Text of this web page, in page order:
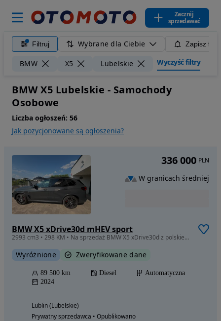
Zacznij
sprzedawać
Filtruj Wybrane dla Ciebie Zapisz
BMW X5 Lubelskie Wyczyść filtry
BMW X5 Lubelskie - Samochody
Osobowe
Liczba ogłoszeń: 56
Jak pozycjonowane są ogłoszenia?
BMW X5 xDrive30d mHEV sport
2993 cm3 • 298 KM • Na sprzedaż BMW X5 xDrive30d z polskiego salonu, FV23%
Wyróżnione Zweryfikowane dane
89 500 km Diesel
Automatyczna
2024
Lublin (Lubelskie)
Prywatny sprzedawca • Opublikowano
336 000 PLN
W granicach średniej